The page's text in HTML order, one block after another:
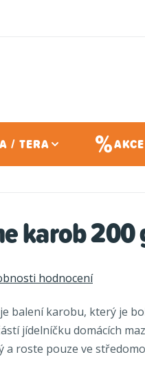
/ TERA AKCE
karob 200
hodnocení
balení karobu, který je
jídelníčku domácích
a roste pouze ve